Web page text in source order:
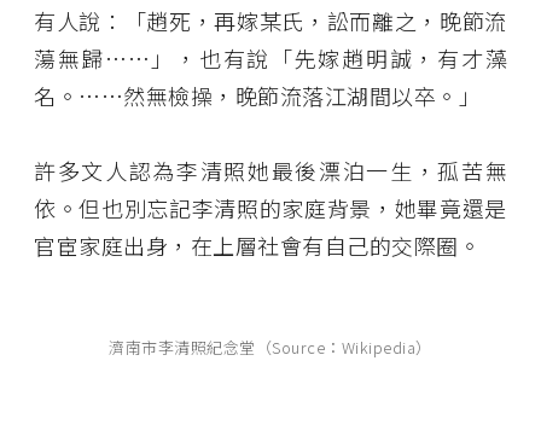
有人說：「趙死，再嫁某氏，訟而離之，晚節流
蕩無歸……」，也有說「先嫁趙明誠，有才藻
名。……然無檢操，晚節流落江湖間以卒。」
許多文人認為李清照她最後漂泊一生，孤苦無
依。但也別忘記李清照的家庭背景，她畢竟還是
官宦家庭出身，在上層社會有自己的交際圈。
濟南市李清照紀念堂（Source：Wikipedia）